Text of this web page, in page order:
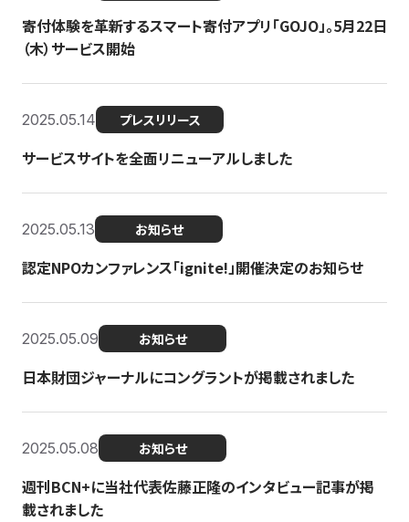
寄付体験を革新するスマート寄付アプリ「GOJO」。5月22日
（木）サービス開始
2025.05.14 プレスリリース
サービスサイトを全面リニューアルしました
2025.05.13 お知らせ
認定NPOカンファレンス「ignite!」開催決定のお知らせ
2025.05.09 お知らせ
日本財団ジャーナルにコングラントが掲載されました
2025.05.08 お知らせ
週刊BCN+に当社代表佐藤正隆のインタビュー記事が掲
載されました